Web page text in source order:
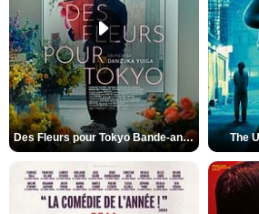
Des Fleurs pour Tokyo Bande-annonce VO STFR The